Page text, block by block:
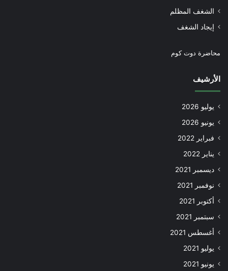
الشغف المظلم
إيجاد الشغف
محاضرة دوت كوم
الأرشيف
يوليو 2026
يونيو 2026
فبراير 2022
يناير 2022
ديسمبر 2021
نوفمبر 2021
أكتوبر 2021
سبتمبر 2021
أغسطس 2021
يوليو 2021
يونيو 2021